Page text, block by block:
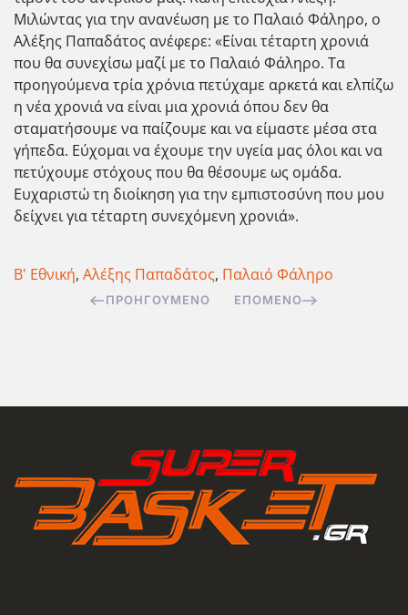
Μιλώντας για την ανανέωση με το Παλαιό Φάληρο, ο
Αλέξης Παπαδάτος ανέφερε: «Είναι τέταρτη χρονιά
που θα συνεχίσω μαζί με το Παλαιό Φάληρο. Τα
προηγούμενα τρία χρόνια πετύχαμε αρκετά και ελπίζω
η νέα χρονιά να είναι μια χρονιά όπου δεν θα
σταματήσουμε να παίζουμε και να είμαστε μέσα στα
γήπεδα. Εύχομαι να έχουμε την υγεία μας όλοι και να
πετύχουμε στόχους που θα θέσουμε ως ομάδα.
Ευχαριστώ τη διοίκηση για την εμπιστοσύνη που μου
δείχνει για τέταρτη συνεχόμενη χρονιά».
Β' Εθνική, Αλέξης Παπαδάτος, Παλαιό Φάληρο
ΠΡΟΗΓΟΎΜΕΝΟ ΕΠΌΜΕΝΟ